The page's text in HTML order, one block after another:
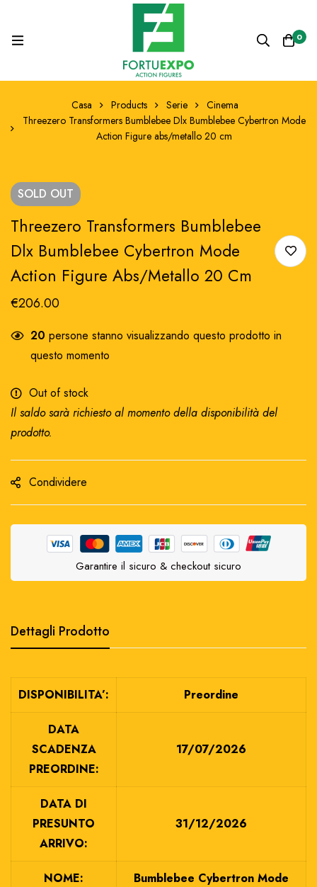
0
Casa Products Serie
Cinema
Threezero Transformers Bumblebee Dlx Bumblebee Cybertron Mode
Action Figure abs/metallo 20 cm
SOLD OUT
Threezero Transformers Bumblebee
Dlx Bumblebee Cybertron Mode
Action Figure Abs/metallo 20 Cm
€206.00
20 persone stanno visualizzando questo prodotto in
questo momento
Out of stock
Il saldo sarà richiesto al momento della disponibilità del
prodotto.
Condividere
Garantire il sicuro & checkout sicuro
Dettagli Prodotto
DISPONIBILITA’: Preordine
DATA
SCADENZA
PREORDINE:
17/07/2026
DATA DI
PRESUNTO
ARRIVO:
31/12/2026
NOME: Bumblebee Cybertron Mode